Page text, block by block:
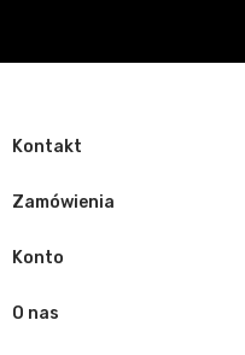
Kontakt
Zamówienia
Konto
O nas